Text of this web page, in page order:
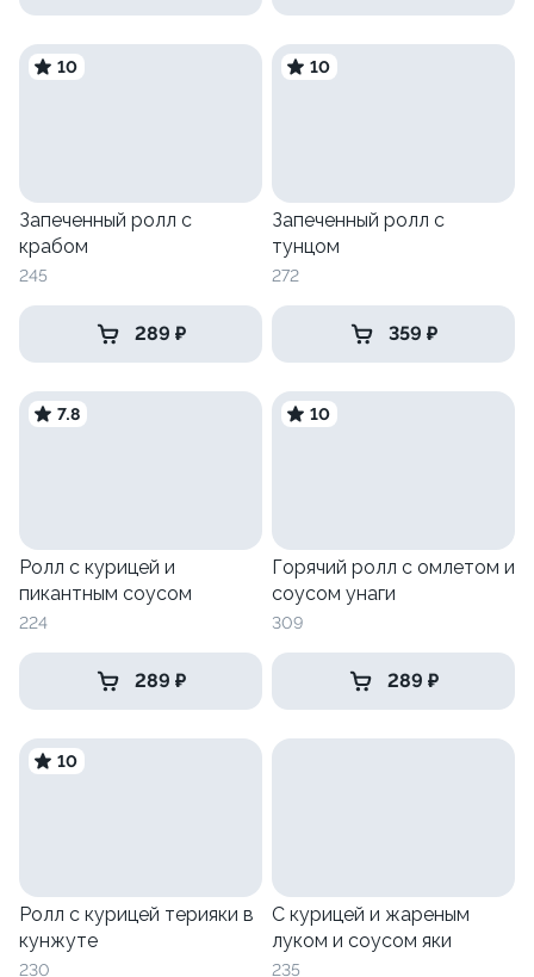
10
Запеченный ролл с
крабом
245
289 ₽
10
Запеченный ролл с
тунцом
272
359 ₽
7.8
Ролл с курицей и
пикантным соусом
224
289 ₽
10
Горячий ролл с омлетом и
соусом унаги
309
289 ₽
10
Ролл с курицей терияки в
кунжуте
230
С курицей и жареным
луком и соусом яки
235